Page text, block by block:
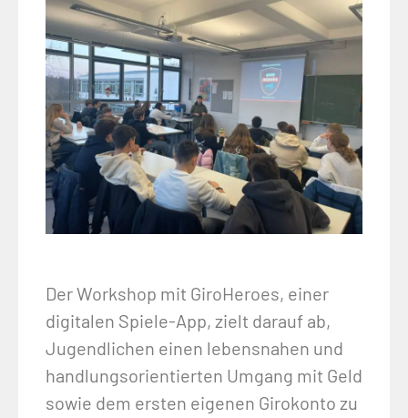
Der Workshop mit GiroHeroes, einer
digitalen Spiele-App, zielt darauf ab,
Jugendlichen einen lebensnahen und
handlungsorientierten Umgang mit Geld
sowie dem ersten eigenen Girokonto zu